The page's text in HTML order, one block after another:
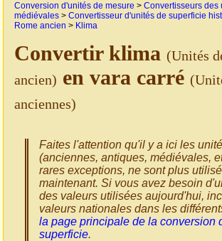
Conversion d'unités de mesure > Convertisseurs des
médiévales > Convertisseur d'unités de superficie
Rome ancien > Klima
Convertir klima (Unités
ancien) en vara carré
anciennes)
Faites l'attention qu'il y a ici les
(anciennes, antiques, médiévales,
rares exceptions, ne sont plus
maintenant. Si vous avez besoin
des valeurs utilisées aujourd'hui,
valeurs nationales dans les
la page principale de la conversion
superficie.